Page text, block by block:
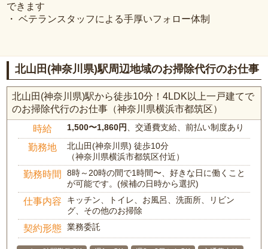
できます
・ ベテランスタッフによる手厚いフォロー体制
北山田(神奈川県)駅周辺地域のお掃除代行のお仕事
北山田(神奈川県)駅から徒歩10分！4LDK以上一戸建てで
のお掃除代行のお仕事（神奈川県横浜市都筑区）
時給 1,500〜1,860円、交通費支給、前払い制度あり
勤務地
北山田(神奈川県) 徒歩10分
（神奈川県横浜市都筑区付近）
勤務時間
8時～20時の間で1時間〜、好きな日に働くこと
が可能です。(候補の日時から選択)
仕事内容
キッチン、トイレ、お風呂、洗面所、リビン
グ、その他のお掃除
契約形態 業務委託